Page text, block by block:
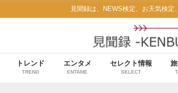
見聞録は、NEWS検定、お天気検定
トレンド
TREND
エンタメ
ENTAME
セレクト情報
SELECT